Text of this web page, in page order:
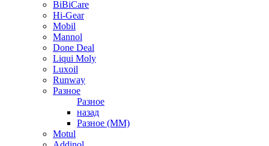
BiBiCare
Hi-Gear
Mobil
Mannol
Done Deal
Liqui Moly
Luxoil
Runway
Разное
Разное
назад
Разное (ММ)
Motul